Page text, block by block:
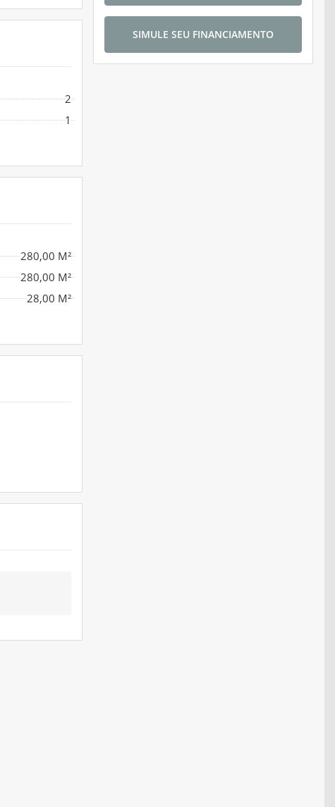
2
1
280,00 M²
280,00 M²
28,00 M²
SIMULE SEU FINANCIAMENTO